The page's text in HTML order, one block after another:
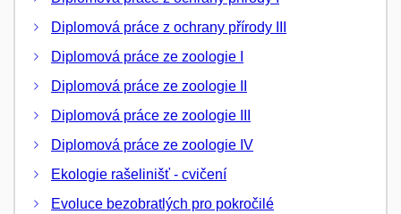
Diplomová práce z ochrany přírody III
Diplomová práce ze zoologie I
Diplomová práce ze zoologie II
Diplomová práce ze zoologie III
Diplomová práce ze zoologie IV
Ekologie rašelinišť - cvičení
Evoluce bezobratlých pro pokročilé